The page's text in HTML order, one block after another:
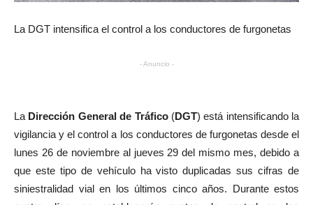
La DGT intensifica el control a los conductores de furgonetas
- Anuncio -
La Dirección General de Tráfico(DGT) está intensificando la
vigilancia y el control a los conductores de furgonetas desde el
lunes 26 de noviembre al jueves 29 del mismo mes, debido a
que este tipo de vehículo ha visto duplicadas sus cifras de
siniestralidad vial en los últimos cinco años. Durante estos